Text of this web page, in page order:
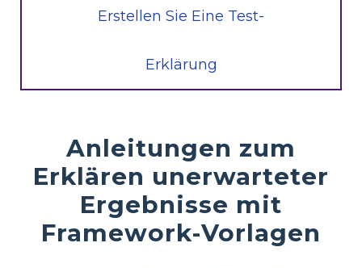
Erstellen Sie Eine Test-
Erklärung
Anleitungen zum
Erklären unerwarteter
Ergebnisse mit
Framework-Vorlagen